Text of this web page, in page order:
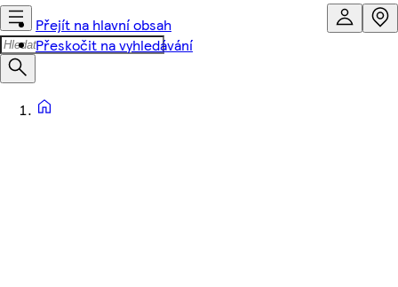
Přejít na hlavní obsah
Přeskočit na vyhledávání